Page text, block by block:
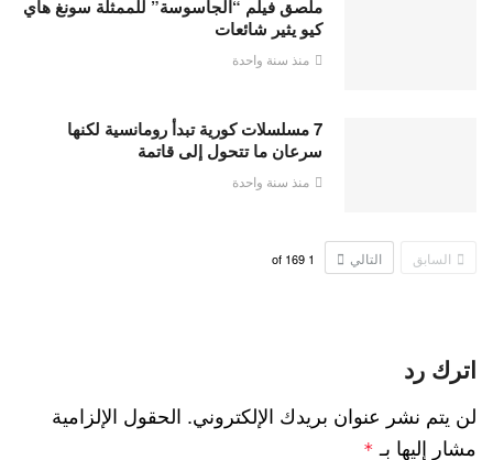
ملصق فيلم “الجاسوسة” للممثلة سونغ هاي
كيو يثير شائعات
منذ سنة واحدة
7 مسلسلات كورية تبدأ رومانسية لكنها
سرعان ما تتحول إلى قاتمة
منذ سنة واحدة
السابق التالي 1
169
اترك رد
لن يتم نشر عنوان بريدك الإلكتروني. الحقول الإلزامية
مشار إليها بـ *